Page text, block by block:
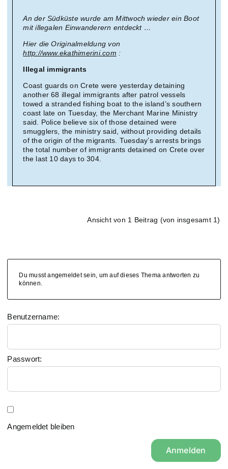
An der Südküste wurde am Mittwoch wieder ein Boot
mit illegalen Einwanderern entdeckt …
Hier die Originalmeldung von
http://www.ekathimerini.com :
Illegal immigrants
Coast guards on Crete were yesterday detaining
another 68 illegal immigrants after patrol vessels
towed a stranded fishing boat to the island’s southern
coast late on Tuesday, the Merchant Marine Ministry
said. Police believe six of those detained were
smugglers, the ministry said, without providing details
of the origin of the migrants. Tuesday’s arrests brings
the total number of immigrants detained on Crete over
the last 10 days to 304.
Ansicht von 1 Beitrag (von insgesamt 1)
Du musst angemeldet sein, um auf dieses Thema antworten zu
können.
Benutzername:
Passwort:
Angemeldet bleiben
Anmelden